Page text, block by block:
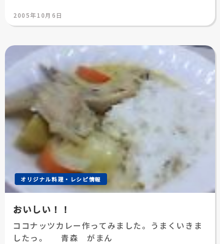
投
日:
2005年10月6日
オリジナル料理・レシピ情報
おいしい！！
ココナッツカレー作ってみました。うまくいきま
したっ。 青森 がまん